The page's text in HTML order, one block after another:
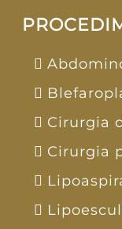
Cirurgia
Cirurgia